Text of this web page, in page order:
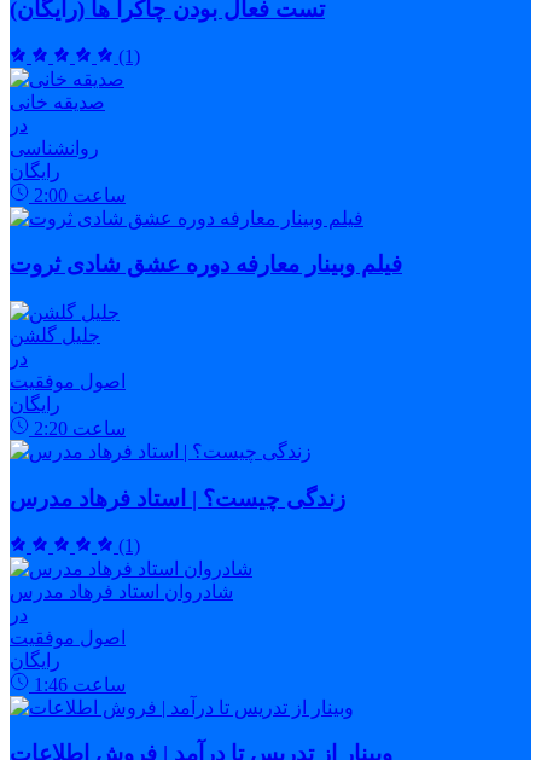
تست فعال بودن چاکرا ها (رایگان)
(1)
صدیقه خانی
در
روانشناسی
رایگان
2:00 ساعت
فیلم وبینار معارفه دوره عشق شادی ثروت
جلیل گلشن
در
اصول موفقیت
رایگان
2:20 ساعت
زندگی چیست؟ | استاد فرهاد مدرس
(1)
شادروان استاد فرهاد مدرس
در
اصول موفقیت
رایگان
1:46 ساعت
وبینار از تدریس تا درآمد | فروش اطلاعات